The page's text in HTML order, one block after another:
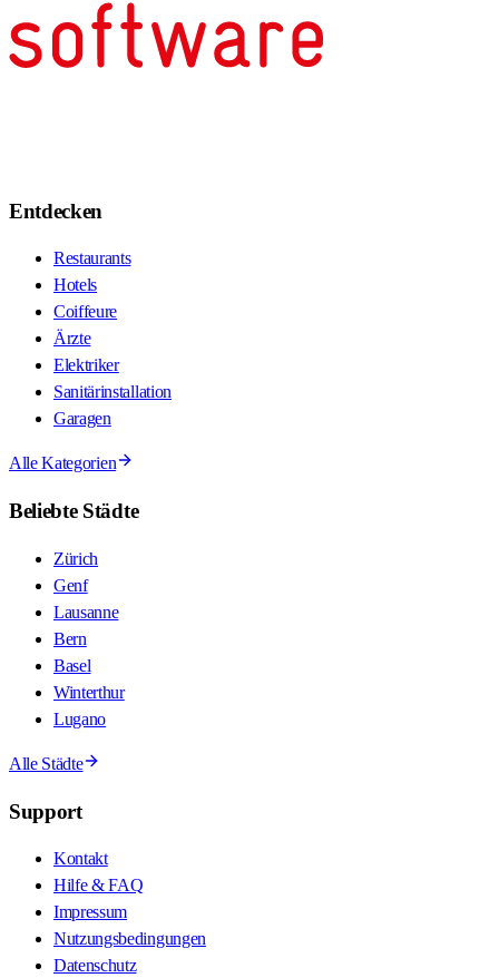
Entdecken
Restaurants
Hotels
Coiffeure
Ärzte
Elektriker
Sanitärinstallation
Garagen
Alle Kategorien
Beliebte Städte
Zürich
Genf
Lausanne
Bern
Basel
Winterthur
Lugano
Alle Städte
Support
Kontakt
Hilfe & FAQ
Impressum
Nutzungsbedingungen
Datenschutz